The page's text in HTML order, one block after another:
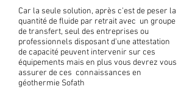
Car la seule solution, après c'est de peser la
quantité de fluide par retrait avec un groupe
de transfert, seul des entreprises ou
professionnels disposant d'une attestation
de capacité peuvent intervenir sur ces
équipements mais en plus vous devrez vous
assurer de ces connaissances en
géothermie Sofath